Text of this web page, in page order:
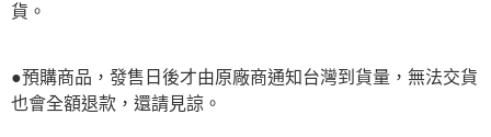
貨。
●預購商品，發售日後才由原廠商通知台灣到貨量，無法交貨
也會全額退款，還請見諒。